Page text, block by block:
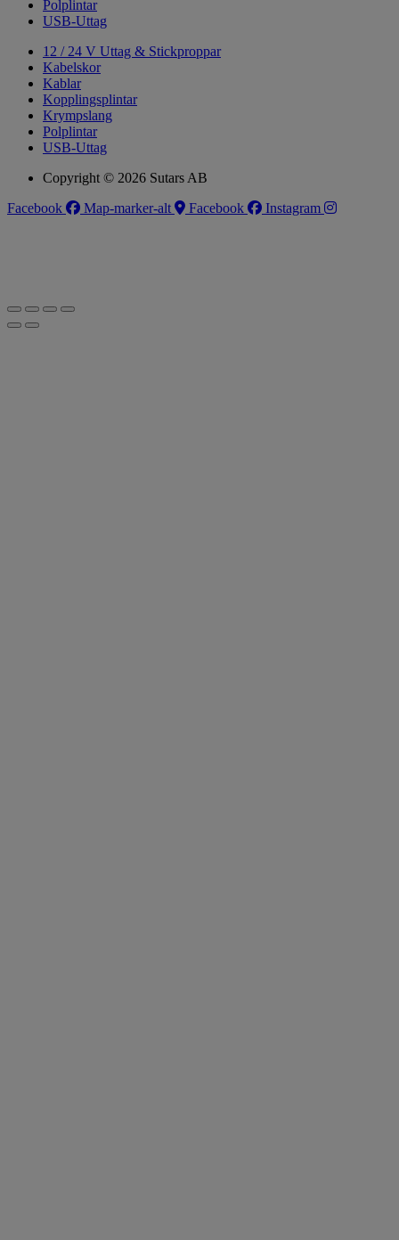
Polplintar
USB-Uttag
12 / 24 V Uttag & Stickproppar
Kabelskor
Kablar
Kopplingsplintar
Krympslang
Polplintar
USB-Uttag
Copyright © 2026 Sutars AB
Facebook
Map-marker-alt Facebook Instagram